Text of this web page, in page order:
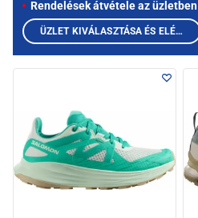
Rendelések átvétele az üzletben
ÜZLET KIVÁLASZTÁSA ÉS ELÉRHETŐ TERMÉKEK MEGTEKINTÉSE